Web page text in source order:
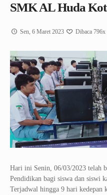
SMK AL Huda
Sen, 6 Maret 2023 Dibaca 796x
Hari ini Senin, 06/03/2023 telah
Pendidikan bagi siswa dan siswi
Terjadwal hingga 9 hari kedepan